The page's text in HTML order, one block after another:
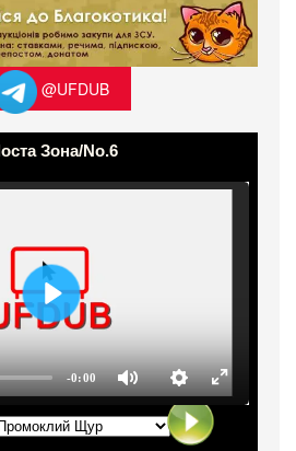
@UFDUB